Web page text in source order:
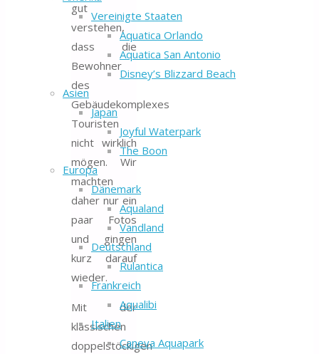
Vereinigte Staaten
Aquatica Orlando
Aquatica San Antonio
Disney’s Blizzard Beach
Asien
Japan
Joyful Waterpark
The Boon
Europa
Dänemark
Aqualand
Vandland
Deutschland
Rulantica
Frankreich
Aqualibi
Italien
Caneva Aquapark
gut
verstehen,
dass die
Bewohner
des
Gebäudekomplexes
Touristen
nicht wirklich
mögen. Wir
machten
daher nur ein
paar Fotos
und gingen
kurz darauf
wieder.
Mit der
klassischen
doppelstöckigen